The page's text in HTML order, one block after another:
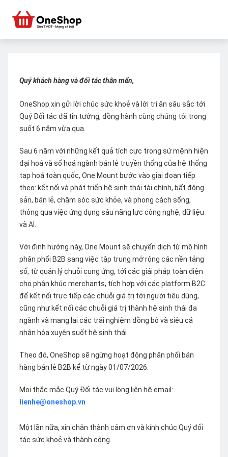
Quý khách hàng và đối tác thân mến,
OneShop xin gửi lời chúc sức khoẻ và lời tri ân sâu sắc tới
Quý Đối tác đã tin tưởng, đồng hành cùng chúng tôi trong
suốt 6 năm vừa qua.
Sau 6 năm với những kết quả tích cực trong sứ mệnh hiện
đại hoá và số hoá ngành bán lẻ truyền thống của hệ thống
tạp hoá toàn quốc, One Mount bước vào giai đoạn tiếp
theo: kết nối và phát triển hệ sinh thái tài chính, bất động
sản, bán lẻ, chăm sóc sức khỏe, và phong cách sống,
thông qua việc ứng dụng sâu năng lực công nghệ, dữ liệu
và AI.
Với định hướng này, One Mount sẽ chuyển dịch từ mô hình
phân phối B2B sang việc tập trung mở rộng các nền tảng
số, từ quản lý chuỗi cung ứng, tới các giải pháp toàn diện
cho phân khúc merchants, tích hợp với các platform B2C
để kết nối trực tiếp các chuỗi giá trị tới người tiêu dùng,
cũng như kết nối các chuỗi giá trị thành hệ sinh thái đa
ngành và mang lại các trải nghiệm đồng bộ và siêu cá
nhân hóa xuyên suốt hệ sinh thái
Theo đó, OneShop sẽ ngừng hoạt động phân phối bán
hàng bán lẻ B2B kể từ ngày 01/07/2026.
Mọi thắc mắc Quý Đối tác vui lòng liên hệ email:
lienhe@oneshop.vn
Một lần nữa, xin chân thành cảm ơn và kính chúc Quý đối
tác sức khoẻ và thành công.